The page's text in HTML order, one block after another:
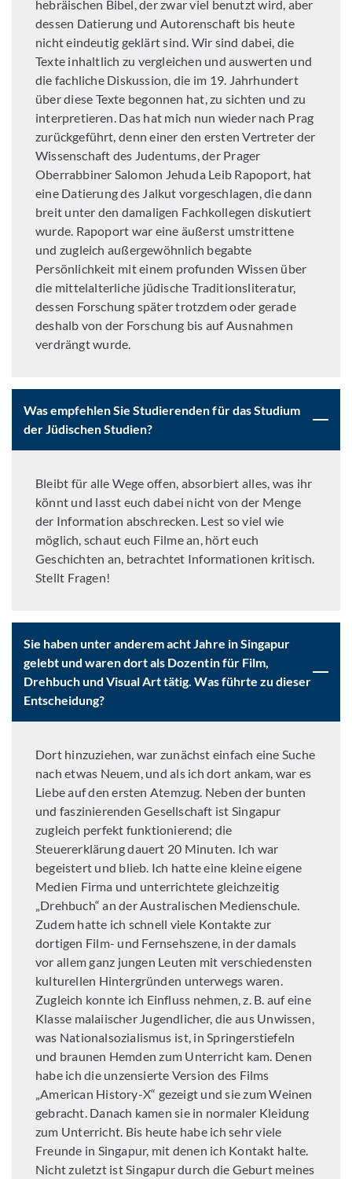
hebräischen Bibel, der zwar viel benutzt wird, aber
dessen Datierung und Autorenschaft bis heute
nicht eindeutig geklärt sind. Wir sind dabei, die
Texte inhaltlich zu vergleichen und auswerten und
die fachliche Diskussion, die im 19. Jahrhundert
über diese Texte begonnen hat, zu sichten und zu
interpretieren. Das hat mich nun wieder nach Prag
zurückgeführt, denn einer den ersten Vertreter der
Wissenschaft des Judentums, der Prager
Oberrabbiner Salomon Jehuda Leib Rapoport, hat
eine Datierung des Jalkut vorgeschlagen, die dann
breit unter den damaligen Fachkollegen diskutiert
wurde. Rapoport war eine äußerst umstrittene
und zugleich außergewöhnlich begabte
Persönlichkeit mit einem profunden Wissen über
die mittelalterliche jüdische Traditionsliteratur,
dessen Forschung später trotzdem oder gerade
deshalb von der Forschung bis auf Ausnahmen
verdrängt wurde.
Was empfehlen Sie Studierenden für das Studium
der Jüdischen Studien?
Bleibt für alle Wege offen, absorbiert alles, was ihr
könnt und lasst euch dabei nicht von der Menge
der Information abschrecken. Lest so viel wie
möglich, schaut euch Filme an, hört euch
Geschichten an, betrachtet Informationen kritisch.
Stellt Fragen!
Sie haben unter anderem acht Jahre in Singapur
gelebt und waren dort als Dozentin für Film,
Drehbuch und Visual Art tätig. Was führte zu dieser
Entscheidung?
Dort hinzuziehen, war zunächst einfach eine Suche
nach etwas Neuem, und als ich dort ankam, war es
Liebe auf den ersten Atemzug. Neben der bunten
und faszinierenden Gesellschaft ist Singapur
zugleich perfekt funktionierend; die
Steuererklärung dauert 20 Minuten. Ich war
begeistert und blieb. Ich hatte eine kleine eigene
Medien Firma und unterrichtete gleichzeitig
„Drehbuch“ an der Australischen Medienschule.
Zudem hatte ich schnell viele Kontakte zur
dortigen Film- und Fernsehszene, in der damals
vor allem ganz jungen Leuten mit verschiedensten
kulturellen Hintergründen unterwegs waren.
Zugleich konnte ich Einfluss nehmen, z. B. auf eine
Klasse malaiischer Jugendlicher, die aus Unwissen,
was Nationalsozialismus ist, in Springerstiefeln
und braunen Hemden zum Unterricht kam. Denen
habe ich die unzensierte Version des Films
„American History-X“ gezeigt und sie zum Weinen
gebracht. Danach kamen sie in normaler Kleidung
zum Unterricht. Bis heute habe ich sehr viele
Freunde in Singapur, mit denen ich Kontakt halte.
Nicht zuletzt ist Singapur durch die Geburt meines